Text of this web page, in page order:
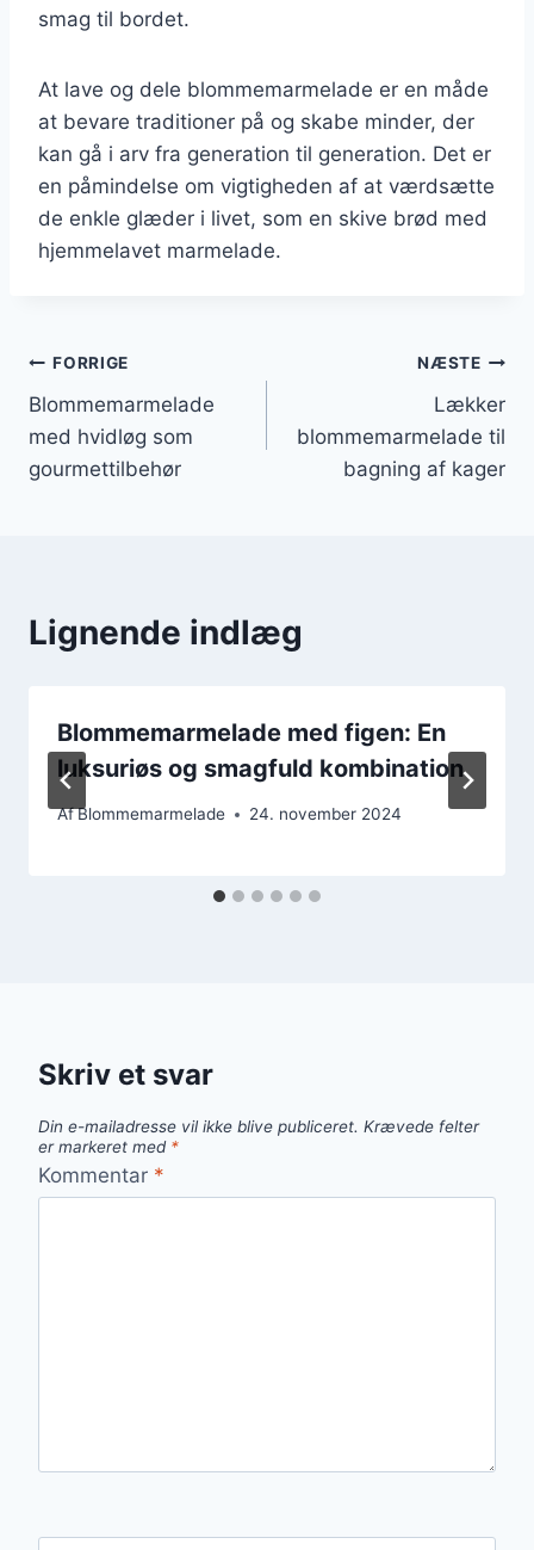
smag til bordet.
At lave og dele blommemarmelade er en måde
at bevare traditioner på og skabe minder, der
kan gå i arv fra generation til generation. Det er
en påmindelse om vigtigheden af at værdsætte
de enkle glæder i livet, som en skive brød med
hjemmelavet marmelade.
Indlægsnavigation
FORRIGE
Blommemarmelade
med hvidløg som
gourmettilbehør
NÆSTE
Lækker
blommemarmelade til
bagning af kager
Lignende indlæg
Blommemarmelade med figen: En
luksuriøs og smagfuld kombination
AfBlommemarmelade 24. november 2024
Skriv et svar
Din e-mailadresse vil ikke blive publiceret. Krævede felter
er markeret med *
Kommentar *